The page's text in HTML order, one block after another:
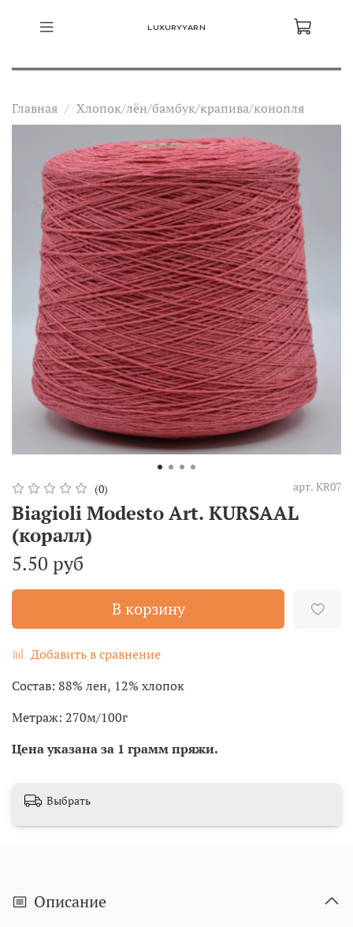
LUXURYYARN
Главная Хлопок/лён/бамбук/крапива/конопля
(0) арт. KR07
Biagioli Modesto Art. KURSAAL
(коралл)
5.50 руб
В корзину
Добавить в сравнение
Состав: 88% лен, 12% хлопок
Метраж: 270м/100г
Цена указана за 1 грамм пряжи.
Выбрать
Описание